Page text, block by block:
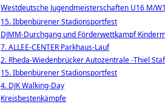
Westdeutsche Jugendmeisterschaften U16 M/
15. Ibbenbürener Stadionsportfest
DJMM-Durchgang und Förderwettkampf
7. ALLEE-CENTER Parkhaus-Lauf
2. Rheda-Wiedenbrücker Autozentrale -Thiel
15. Ibbenbürener Stadionsportfest
4. DJK Walking-Day
Kreisbestenkämpfe